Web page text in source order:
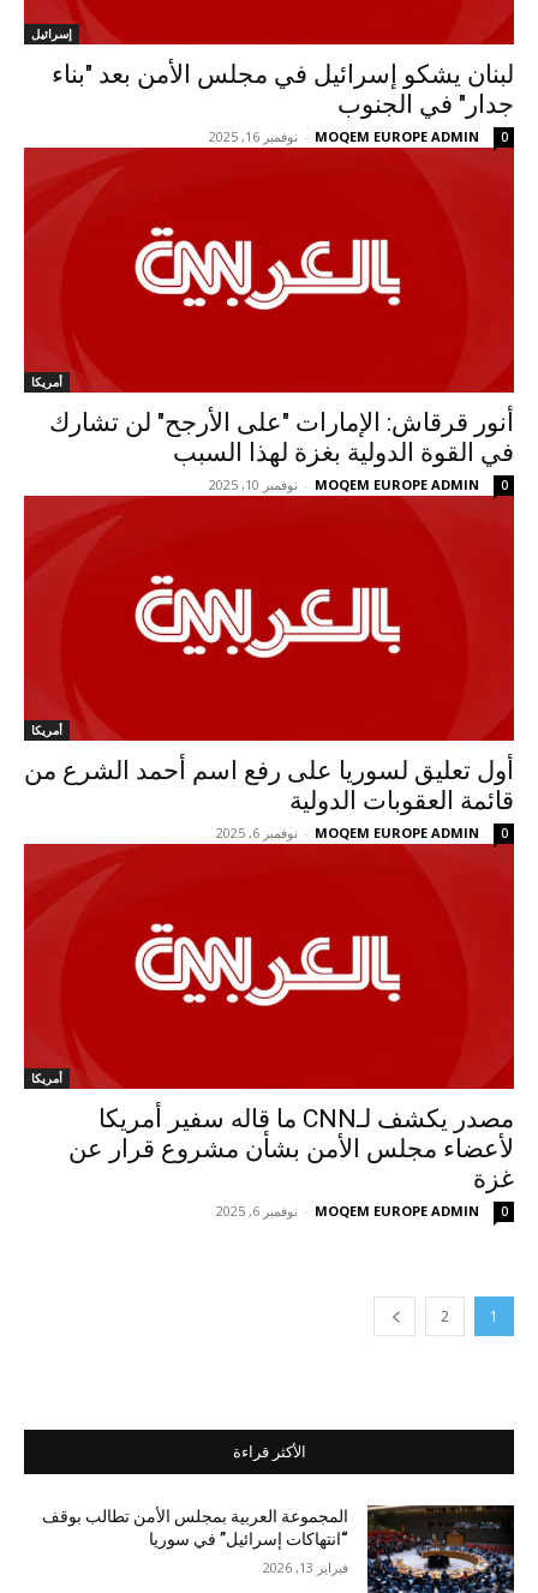
إسرائيل
لبنان يشكو إسرائيل في مجلس الأمن بعد "بناء
جدار" في الجنوب
MOQEM EUROPE ADMIN
- نوفمبر 16, 2025 0
أمريكا
أنور قرقاش: الإمارات "على الأرجح" لن تشارك
في القوة الدولية بغزة لهذا السبب
MOQEM EUROPE ADMIN
- نوفمبر 10, 2025 0
أمريكا
أول تعليق لسوريا على رفع اسم أحمد الشرع من
قائمة العقوبات الدولية
MOQEM EUROPE ADMIN
- نوفمبر 6, 2025 0
أمريكا
مصدر يكشف لـCNN ما قاله سفير أمريكا
لأعضاء مجلس الأمن بشأن مشروع قرار عن
غزة
MOQEM EUROPE ADMIN
- نوفمبر 6, 2025 0
1
2
الأكثر قراءة
المجموعة العربية بمجلس الأمن تطالب بوقف
“انتهاكات إسرائيل” في سوريا
فبراير 13, 2026